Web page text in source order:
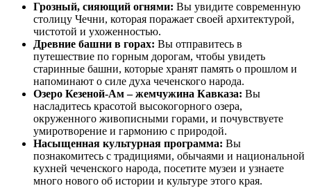
Грозный, сияющий огнями: Вы увидите современную
столицу Чечни, которая поражает своей архитектурой,
чистотой и ухоженностью.
Древние башни в горах: Вы отправитесь в
путешествие по горным дорогам, чтобы увидеть
старинные башни, которые хранят память о прошлом и
напоминают о силе духа чеченского народа.
Озеро Кезеной-Ам – жемчужина Кавказа: Вы
насладитесь красотой высокогорного озера,
окруженного живописными горами, и почувствуете
умиротворение и гармонию с природой.
Насыщенная культурная программа: Вы
познакомитесь с традициями, обычаями и национальной
кухней чеченского народа, посетите музеи и узнаете
много нового об истории и культуре этого края.